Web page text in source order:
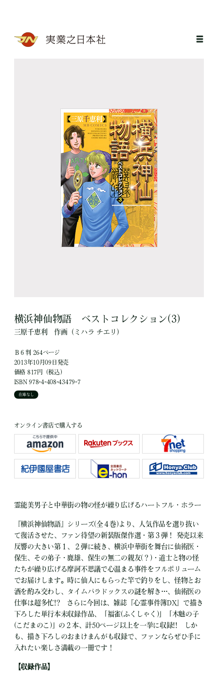
横浜神仙物語 ベストコレクション(3)
三原千恵利 作画 （ミハラ チエリ）
Ｂ６判 264ページ
2013年10月09日発売
価格 817円（税込）
ISBN 978-4-408-43479-7
在庫なし
オンライン書店で購入する
霊能美男子と中華街の物の怪が繰り広げるハートフル・ホラー
『横浜神仙物語』シリーズ(全４巻)より、人気作品を選り抜い
て復活させた、ファン待望の新装版傑作選・第３弾！ 発売以来
反響の大きい第１、２弾に続き、横浜中華街を舞台に仙術医・
保生、その弟子・鹿雄、保生の無二の親友(？)・道士と物の怪
たちが繰り広げる摩訶不思議で心温まる事件をフルボリューム
でお届けします。時に仙人にもらった竿で釣りをし、怪物とお
酒を酌み交わし、タイムパラドックスの謎を解き…、仙術医の
仕事は超多忙!? さらに今回は、雑誌『心霊事件簿DX』で描き
下ろした単行本未収録作品、「福雀(ふくしゃく)」「木魅の子
(こだまのこ)」の２本、計50ページ以上を一挙に収録!! しか
も、描き下ろしのおまけまんがも収録で、ファンならぜひ手に
入れたい楽しさ満載の一冊です！
【収録作品】